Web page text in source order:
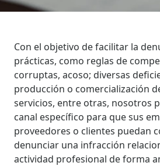
Con el objetivo de facilitar la
prácticas, como reglas de
corruptas, acoso; diversas
producción o comercialización
servicios, entre otras, nosotros
canal específico para que sus
proveedores o clientes puedan
denunciar una infracción
actividad profesional de forma